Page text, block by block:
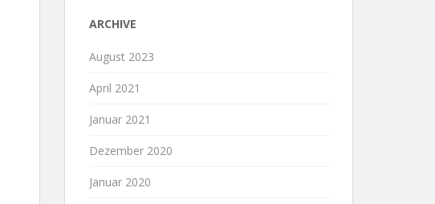
ARCHIVE
August 2023
April 2021
Januar 2021
Dezember 2020
Januar 2020